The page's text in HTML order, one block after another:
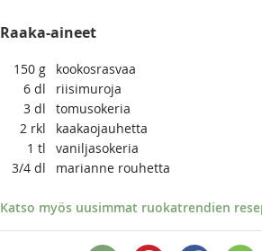
Raaka-aineet
150 g
kookosrasvaa
6 dl
riisimuroja
3 dl
tomusokeria
2 rkl
kaakaojauhetta
1 tl
vaniljasokeria
3/4 dl marianne rouhetta
Katso myös uusimmat ruokatrendien